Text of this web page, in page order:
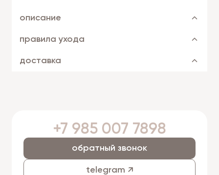
описание
правила ухода
доставка
+7 985 007 7898
telegram ↗
обратный звонок